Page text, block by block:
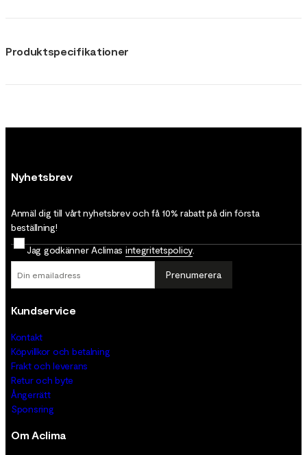
Produktspecifikationer
Nyhetsbrev
Anmäl dig till vårt nyhetsbrev och få 10% rabatt på din första
beställning!
Jag godkänner Aclimas integritetspolicy
Prenumerera
Kundservice
Kontakt
Köpvillkor och betalning
Frakt och leverans
Retur och byte
Ångerrätt
Sponsring
Om Aclima